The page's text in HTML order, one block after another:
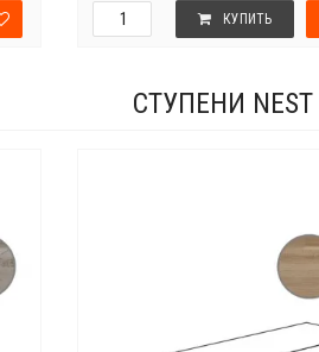
КУПИТЬ
СТУПЕНИ NEST